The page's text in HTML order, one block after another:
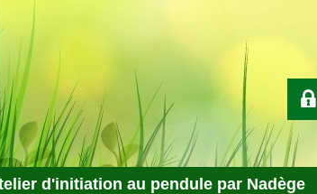
d'initiation au pendule par Nadège